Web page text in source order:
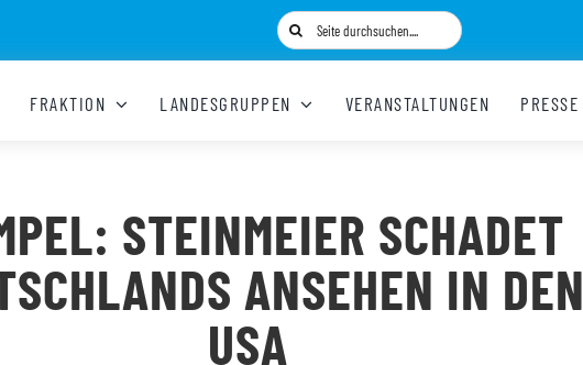
Suche
nach:
FRAKTION LANDESGRUPPEN VERANSTALTUNGEN PRESSE
STEINMEIER SCHADET
ANSEHEN IN DEN
USA